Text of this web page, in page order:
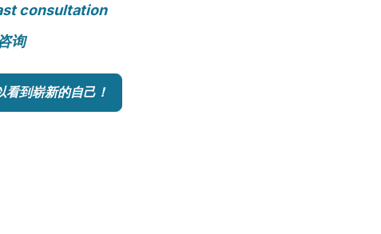
consultation
询
看到崭新的自己！